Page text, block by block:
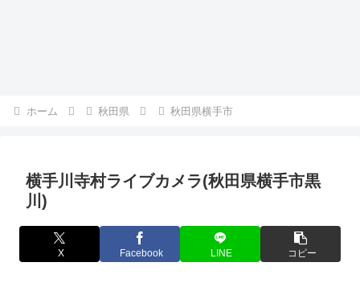
ホーム 秋田県 秋田県横手市
横手川寺村ライブカメラ(秋田県横手市黒
川)
X Facebook LINE コピー